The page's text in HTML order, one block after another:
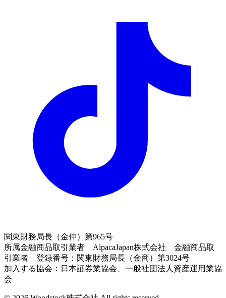
関東財務局長（金仲）第965号
所属金融商品取引業者 AlpacaJapan株式会社 金融商品取
引業者 登録番号：関東財務局長（金商）第3024号
加入する協会：日本証券業協会、一般社団法人資産運用業協
会